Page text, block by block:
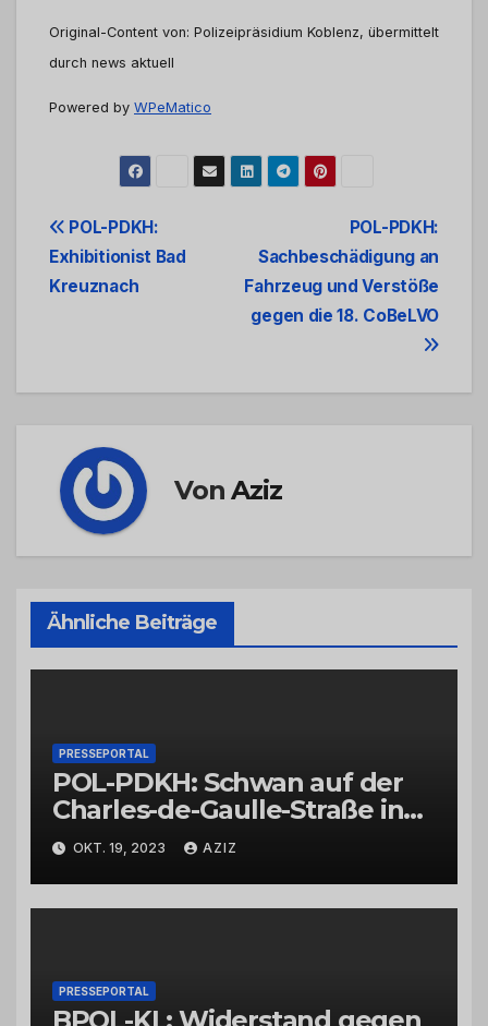
Original-Content von: Polizeipräsidium Koblenz, übermittelt
durch news aktuell
Powered by WPeMatico
Beitrags-
Navigation
POL-PDKH:
Sachbeschädigung an
Fahrzeug und Verstöße
gegen die 18. CoBeLVO
POL-PDKH:
Exhibitionist Bad
Kreuznach
VonAziz
Ähnliche Beiträge
PRESSEPORTAL
POL-PDKH: Schwan auf der
Charles-de-Gaulle-Straße in
Bad Kreuznach beeinflusst
Feierabendverkehr
OKT. 19, 2023 AZIZ
PRESSEPORTAL